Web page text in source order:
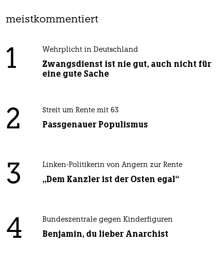
meistkommentiert
1 Wehrplicht in Deutschland
Zwangsdienst ist nie gut, auch nicht für
eine gute Sache
2 Streit um Rente mit 63
Passgenauer Populismus
3 Linken-Politikerin von Angern zur Rente
„Dem Kanzler ist der Osten egal“
4 Bundeszentrale gegen Kinderfiguren
Benjamin, du lieber Anarchist